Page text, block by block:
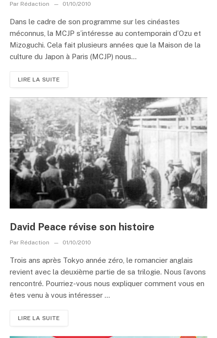
Par Rédaction 01/10/2010
Dans le cadre de son programme sur les cinéastes
méconnus, la MCJP s’intéresse au contemporain d’Ozu et
Mizoguchi. Cela fait plusieurs années que la Maison de la
culture du Japon à Paris (MCJP) nous...
LIRE LA SUITE
David Peace révise son histoire
Par Rédaction 01/10/2010
Trois ans après Tokyo année zéro, le romancier anglais
revient avec la deuxième partie de sa trilogie. Nous l’avons
rencontré. Pourriez-vous nous expliquer comment vous en
êtes venu à vous intéresser ...
LIRE LA SUITE